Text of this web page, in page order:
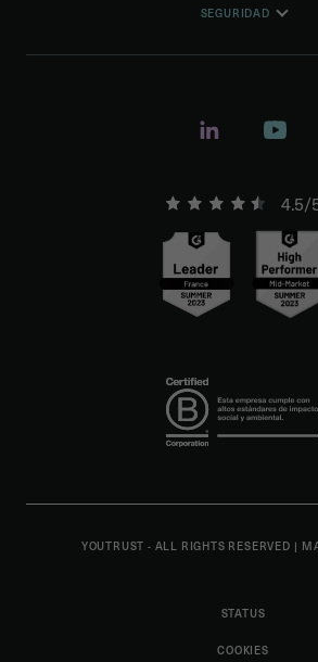
SEGURIDAD
4.5/
YOUTRUST - ALL RIGHTS RESERVED |
STATUS
COOKIES